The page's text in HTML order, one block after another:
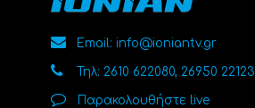
Email: info@ioniantv.gr
Τηλ: 2610 622080, 26950 22123
Παρακολουθήστε live